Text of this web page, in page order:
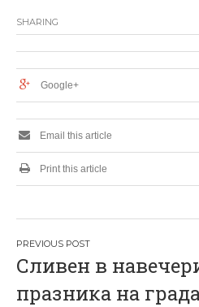
SHARING
Google+
Email this article
Print this article
Н
а
Сливен в
празника на